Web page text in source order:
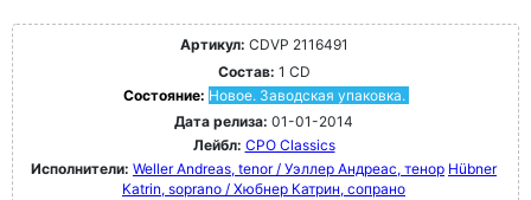
Артикул: CDVP 2116491
Состав: 1 CD
Состояние: Новое. Заводская упаковка.
Дата релиза: 01-01-2014
Лейбл: CPO Classics
Исполнители: Weller Andreas, tenor / Уэллер Андреас, тенор Hübner
Katrin, soprano / Хюбнер Катрин, сопрано